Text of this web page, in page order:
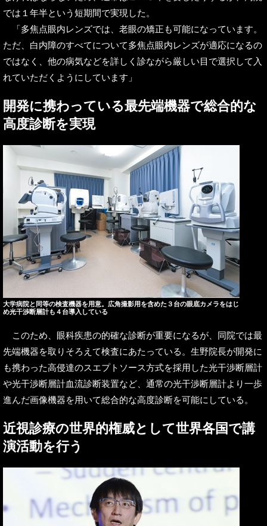
では１年半という短期間で実現した。
「多焦点眼内レンズでは、老眼の矯正も可能になっています。
ただ、白内障のすべてについて多焦点眼内レンズが適応になるの
ではなく、他の病気などを詳しく診ながら厳しい目で選択して入
れていただくようにしています」
開発に携わっている最先端機器で総合的な
高度診断を実現
大学病院と同等の検査機器を用意。広角撮影用を含めた３台の眼底カメラをはじ
め光干渉断層計も４台導入している
このため、眼科疾患の的確な診断が重要になるが、同院では最
先端機器を取りそろえて検査にあたっている。生野院長が開発に
も携わった高侵達のスエプトソース方式を採用した光干渉断層計
や光干渉断層計血流診断装置など、通常の光干渉断層計より一歩
進んだ画像機器を用いて総合的な高度診断を可能にしている。
近視診療の世界的権威として世界各国で講
演活動を行う